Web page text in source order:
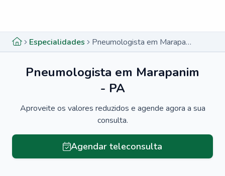
Especialidades Pneumologista em Marapanim - PA
Pneumologista em Marapanim
- PA
Aproveite os valores reduzidos e agende agora a sua
consulta.
Agendar teleconsulta